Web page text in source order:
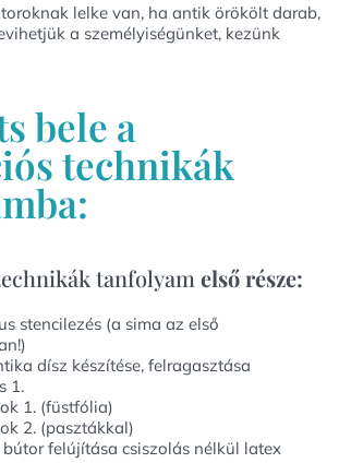
lelke van, ha antik örökölt darab,
a személyiségünket, kezünk
bele a
technikák
tanfolyam első része:
stencilezés (a sima az első
dísz készítése, felragasztása
1.
1. (füstfólia)
2. (pasztákkal)
bútor felújítása csiszolás nélkül latex